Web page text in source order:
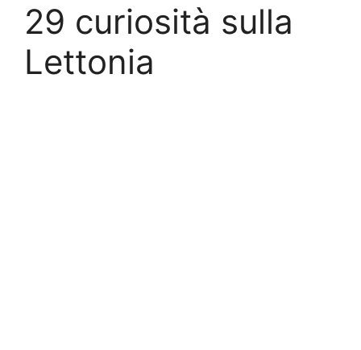
29 curiosità sulla
Lettonia